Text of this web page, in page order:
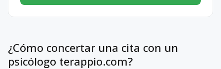
¿Cómo concertar una cita con un
psicólogo terappio.com?